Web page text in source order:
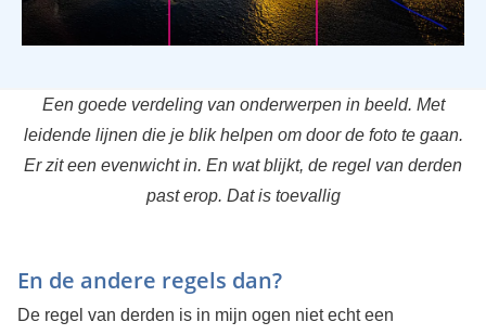
Een goede verdeling van onderwerpen in beeld. Met
leidende lijnen die je blik helpen om door de foto te gaan.
Er zit een evenwicht in. En wat blijkt, de regel van derden
past erop. Dat is toevallig
En de andere regels dan?
De regel van derden is in mijn ogen niet echt een